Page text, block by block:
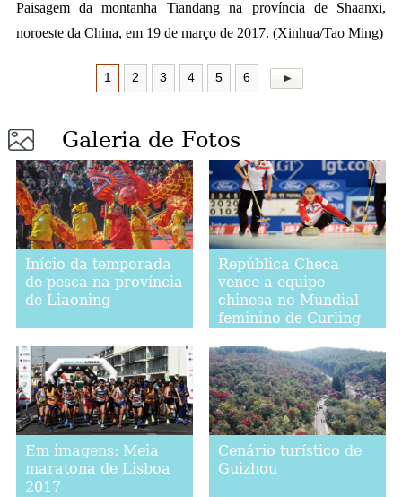
Paisagem da montanha Tiandang na província de Shaanxi,
noroeste da China, em 19 de março de 2017. (Xinhua/Tao Ming)
1 2 3 4 5 6
Galeria de Fotos
Início da temporada
de pesca na província
de Liaoning
República Checa
vence a equipe
chinesa no Mundial
feminino de Curling
Em imagens: Meia
maratona de Lisboa
2017
Cenário turístico de
Guizhou